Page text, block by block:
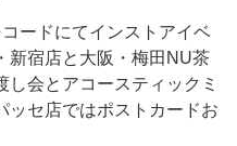
ードにてインストアイベ
新宿店と大阪・梅田NU茶
し会とアコースティックミ
ッセ店ではポストカードお